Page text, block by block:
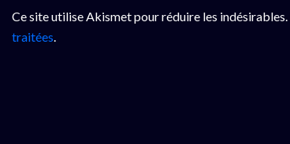
Ce site utilise Akismet pour réduire les indésirables.
traitées.